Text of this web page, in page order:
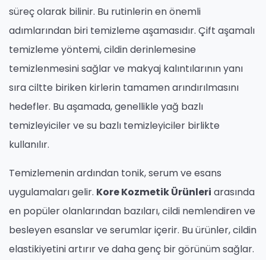
süreç olarak bilinir. Bu rutinlerin en önemli
adımlarından biri temizleme aşamasıdır. Çift aşamalı
temizleme yöntemi, cildin derinlemesine
temizlenmesini sağlar ve makyaj kalıntılarının yanı
sıra ciltte biriken kirlerin tamamen arındırılmasını
hedefler. Bu aşamada, genellikle yağ bazlı
temizleyiciler ve su bazlı temizleyiciler birlikte
kullanılır.
Temizlemenin ardından tonik, serum ve esans
uygulamaları gelir. Kore Kozmetik Ürünleri arasında
en popüler olanlarından bazıları, cildi nemlendiren ve
besleyen esanslar ve serumlar içerir. Bu ürünler, cildin
elastikiyetini artırır ve daha genç bir görünüm sağlar.